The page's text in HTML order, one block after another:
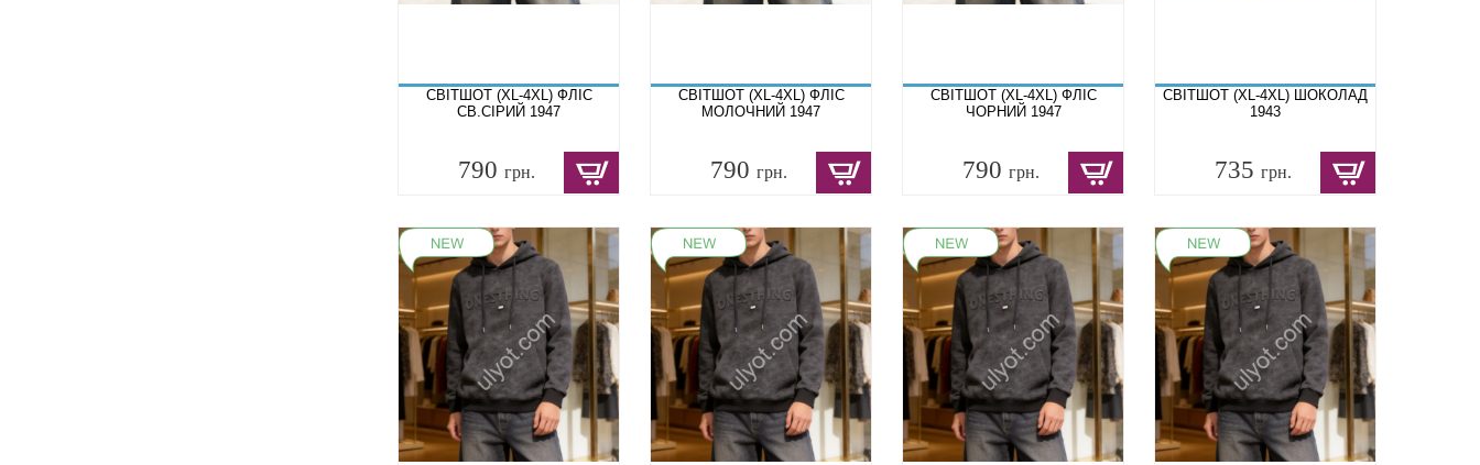
СВІТШОТ (XL-4XL) ФЛІС
СВ.СІРИЙ 1947
790 грн.
СВІТШОТ (XL-4XL) ФЛІС
МОЛОЧНИЙ 1947
790 грн.
СВІТШОТ (XL-4XL) ФЛІС
ЧОРНИЙ 1947
790 грн.
СВІТШОТ (XL-4XL) ШОКОЛАД
1943
735 грн.